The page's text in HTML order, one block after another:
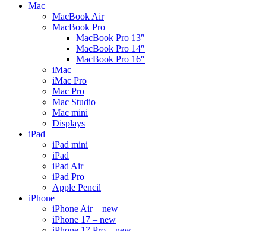
Mac
MacBook Air
MacBook Pro
MacBook Pro 13″
MacBook Pro 14″
MacBook Pro 16″
iMac
iMac Pro
Mac Pro
Mac Studio
Mac mini
Displays
iPad
iPad mini
iPad
iPad Air
iPad Pro
Apple Pencil
iPhone
iPhone Air – new
iPhone 17 – new